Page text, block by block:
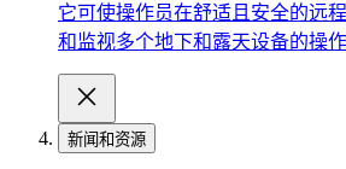
它可使操作员在舒适且安全的远
和监视多个地下和露天设备的操作
新闻和资源